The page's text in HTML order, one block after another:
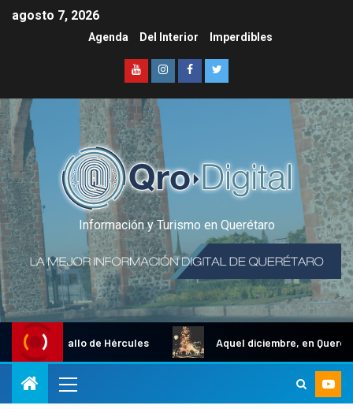
agosto 7, 2026
Agenda Del Interior Imperdibles
Información y Turismo en Querétaro
Gallo de Hércules Aquel diciembre, en Querétaro